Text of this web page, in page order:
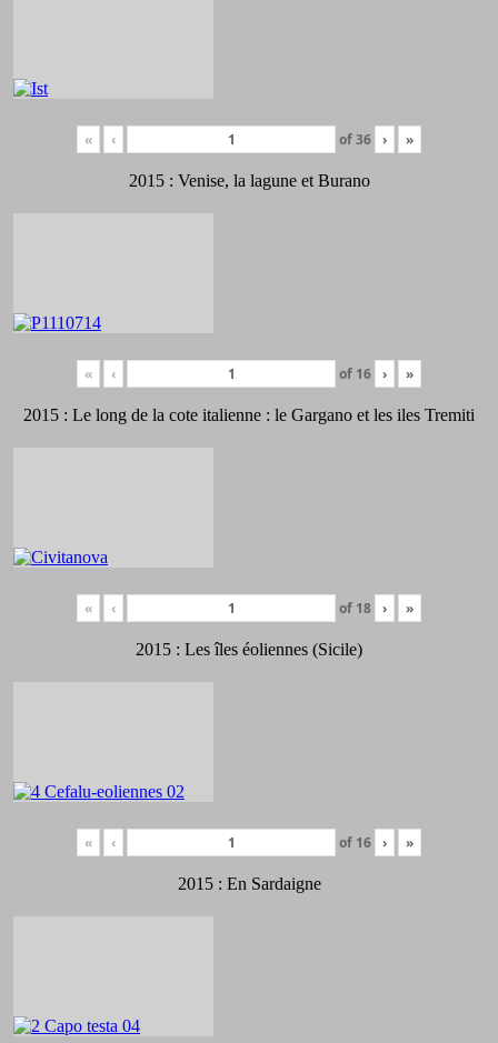
« ‹ of36 › »
2015 : Venise, la lagune et Burano
« ‹ of 16 › »
2015 : Le long de la cote italienne : le Gargano et les iles Tremiti
« ‹ of 18 › »
2015 : Les îles éoliennes (Sicile)
« ‹ of 16 › »
2015 : En Sardaigne